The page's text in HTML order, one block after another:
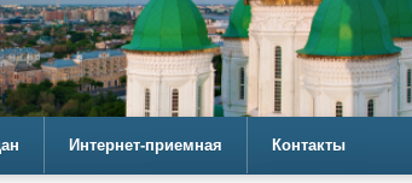
Интернет-приемная Контакты